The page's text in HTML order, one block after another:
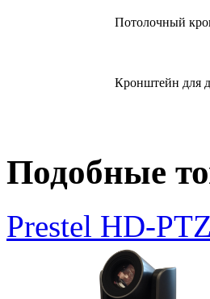
Потолочный
Кронштейн для
Подобные
Prestel HD-